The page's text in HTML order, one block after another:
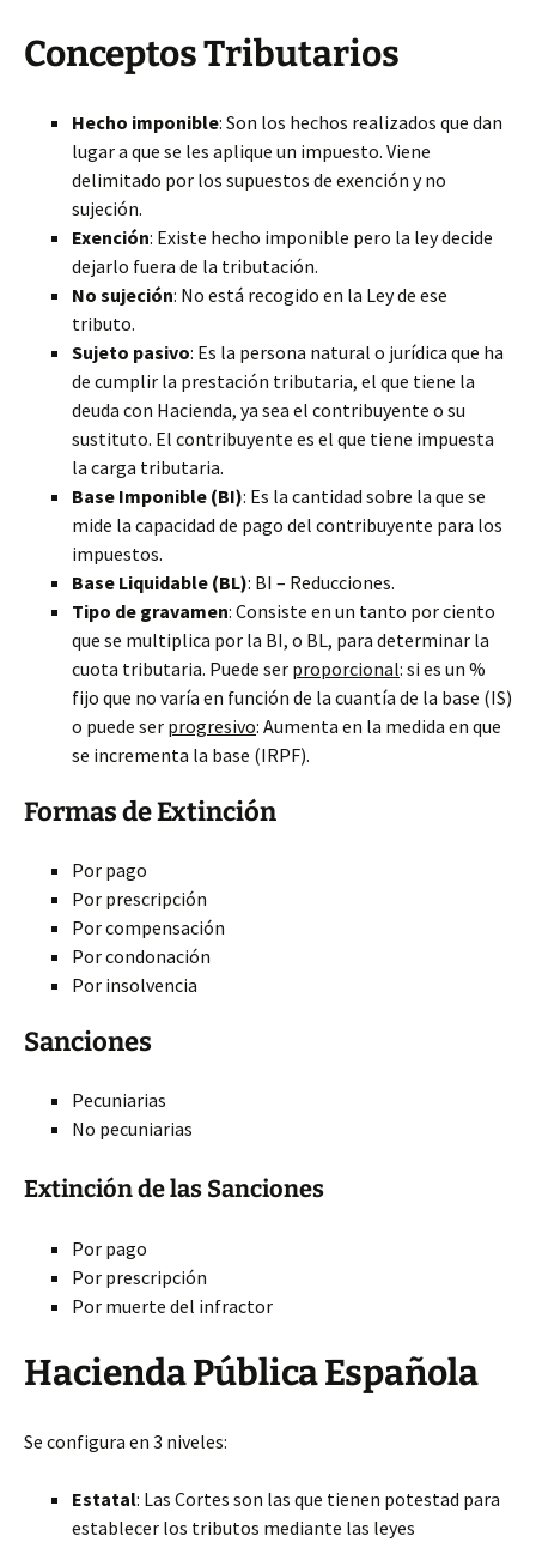
Conceptos Tributarios
Hecho imponible: Son los hechos realizados que dan
lugar a que se les aplique un impuesto. Viene
delimitado por los supuestos de exención y no
sujeción.
Exención: Existe hecho imponible pero la ley decide
dejarlo fuera de la tributación.
No sujeción: No está recogido en la Ley de ese
tributo.
Sujeto pasivo: Es la persona natural o jurídica que ha
de cumplir la prestación tributaria, el que tiene la
deuda con Hacienda, ya sea el contribuyente o su
sustituto. El contribuyente es el que tiene impuesta
la carga tributaria.
Base Imponible (BI): Es la cantidad sobre la que se
mide la capacidad de pago del contribuyente para los
impuestos.
Base Liquidable (BL): BI – Reducciones.
Tipo de gravamen: Consiste en un tanto por ciento
que se multiplica por la BI, o BL, para determinar la
cuota tributaria. Puede ser proporcional: si es un %
fijo que no varía en función de la cuantía de la base (IS)
o puede ser progresivo: Aumenta en la medida en que
se incrementa la base (IRPF).
Formas de Extinción
Por pago
Por prescripción
Por compensación
Por condonación
Por insolvencia
Sanciones
Pecuniarias
No pecuniarias
Extinción de las Sanciones
Por pago
Por prescripción
Por muerte del infractor
Hacienda Pública Española
Se configura en 3 niveles:
Estatal: Las Cortes son las que tienen potestad para
establecer los tributos mediante las leyes